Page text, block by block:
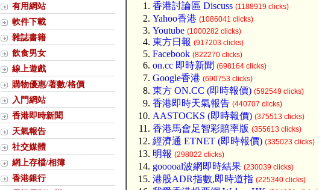
有用網站
軟件下載
雜誌書籍
飲食男女
線上遊戲
購物優惠/著數/格價
入門網站
香港即時新聞
天氣報告
社交媒體
網上存檔/相簿
香港銀行
香港討論區 Discuss (1188919 clicks)
Yahoo香港 (1086041 clicks)
Youtube (1000282 clicks)
東方日報 (917203 clicks)
Facebook (822270 clicks)
on.cc 即時新聞 (698164 clicks)
Google香港 (690753 clicks)
東方 ON.CC (即時報價) (592549 clicks)
香港即時天氣報告 (440707 clicks)
AASTOCKS (即時報價) (375513 clicks)
香港馬會足智彩賠率版 (355613 clicks)
經濟通 ETNET (即時報價) (335023 clicks)
明報 (298022 clicks)
gooooal波網即時結果 (230039 clicks)
港股ADR指數,即時道指 (225340 clicks)